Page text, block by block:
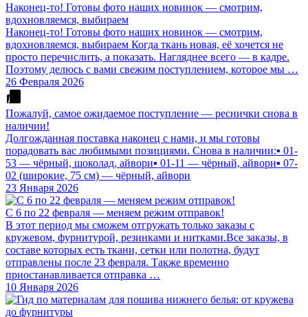
Наконец-то! Готовы фото наших новинок — смотрим,
вдохновляемся, выбираем
Наконец-то! Готовы фото наших новинок — смотрим,
вдохновляемся, выбираем Когда ткань новая, её хочется не
просто перечислить, а показать. Нагляднее всего — в кадре.
Поэтому делюсь с вами свежим поступлением, которое мы …
26 Февраля 2026
Пожалуй, самое ожидаемое поступление — реснички снова в
наличии!
Долгожданная поставка наконец с нами, и мы готовы
порадовать вас любимыми позициями. Снова в наличии:▪️ 01-
53 — чёрный, шоколад, айвори▪️ 01-11 — чёрный, айвори▪️ 07-
02 (широкие, 75 см) — чёрный, айвори
23 Января 2026
С 6 по 22 февраля — меняем режим отправок!
В этот период мы сможем отгружать только заказы с
кружевом, фурнитурой, резинками и нитками.Все заказы, в
составе которых есть ткани, сетки или полотна, будут
отправлены после 23 февраля. Также временно
приостанавливается отправка …
10 Января 2026